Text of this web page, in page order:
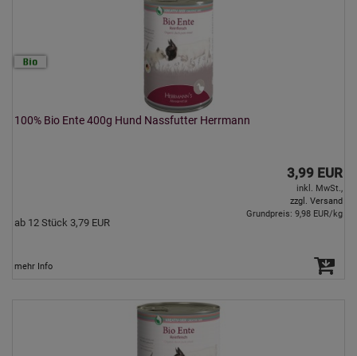
100% Bio Ente 400g Hund Nassfutter Herrmann
3,99 EUR
inkl. MwSt.,
zzgl. Versand
ab 12 Stück 3,79 EUR
Grundpreis: 9,98 EUR/kg
mehr Info